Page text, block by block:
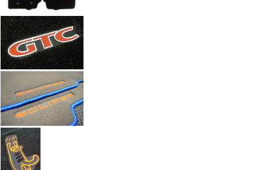
Автоковрики с вышивкой по индивидуальному заказу. Работы
Введите размеры вышивки